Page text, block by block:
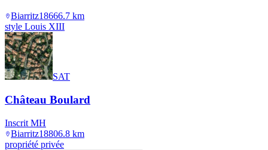
Biarritz18666.7 km
style Louis XIII
SAT
Château Boulard
Inscrit MH
Biarritz18806.8 km
propriété privée